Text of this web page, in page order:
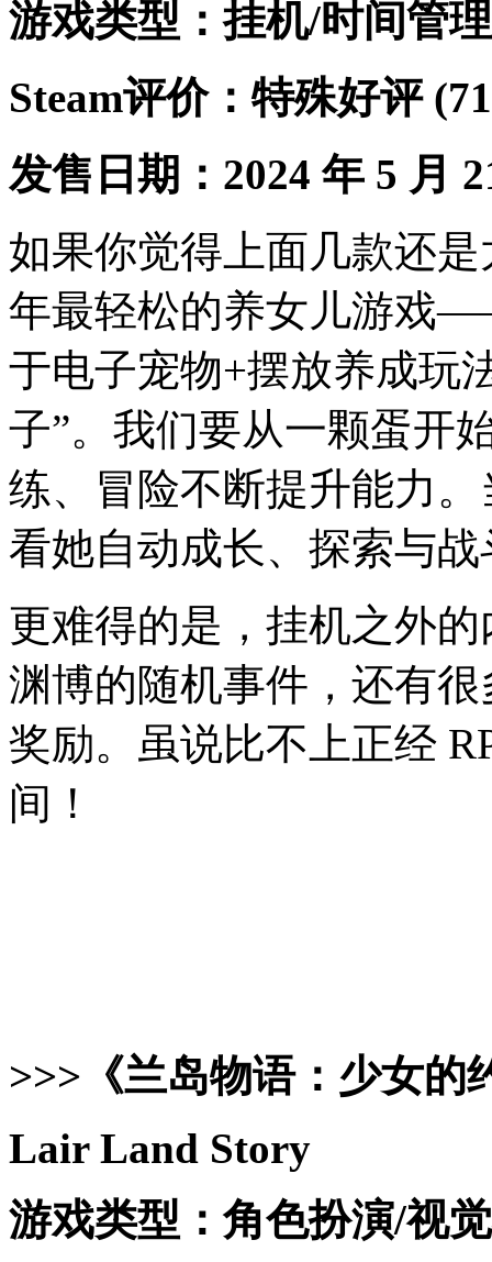
游戏类型：挂机/时间管
Steam评价：特殊好评
发售日期：2024 年 5 月
如果你觉得上面几款还
年最轻松的养女儿游戏
于电子宠物+摆放养成玩
子”。我们要从一颗蛋开
练、冒险不断提升能力
看她自动成长、探索与战
更难得的是，挂机之外
渊博的随机事件，还有
奖励。虽说比不上正经
间！
>>>《兰岛物语：少女的
Lair Land Story
游戏类型：角色扮演/视